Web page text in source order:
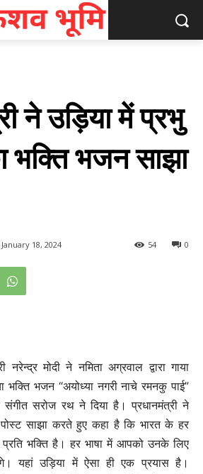
ने उड़िया में प्रभु
भक्ति भजन साझा
January 18, 2024 0
54
नरेन्द्र मोदी ने नमिता अग्रवाल द्वारा गाया
भक्ति भजन “अयोध्या नगरी नाचे रमनकु पाई”
सरोज रथ ने दिया है। प्रधानमंत्री ने
साझा करते हुए कहा है कि भारत के हर
भक्ति है। हर भाषा में आपको उनके लिए
यहां उड़िया में ऐसा ही एक प्रयास है।